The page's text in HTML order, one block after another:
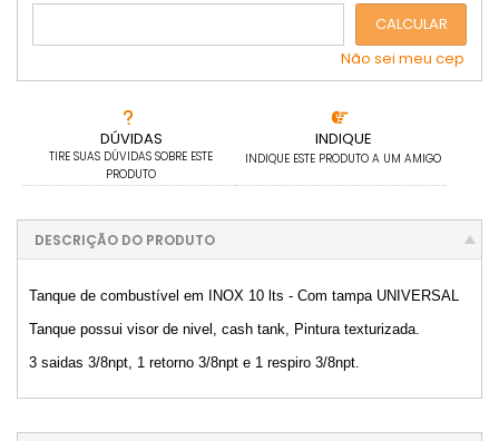
DÚVIDAS
TIRE SUAS DÚVIDAS SOBRE ESTE
PRODUTO
INDIQUE
INDIQUE ESTE PRODUTO A UM AMIGO
CALCULAR
Não sei meu cep
DESCRIÇÃO DO PRODUTO
Tanque de combustível em INOX 10 lts - Com tampa UNIVERSAL
Tanque possui visor de nivel, cash tank, Pintura texturizada.
3 saidas 3/8npt, 1 retorno 3/8npt e 1 respiro 3/8npt.